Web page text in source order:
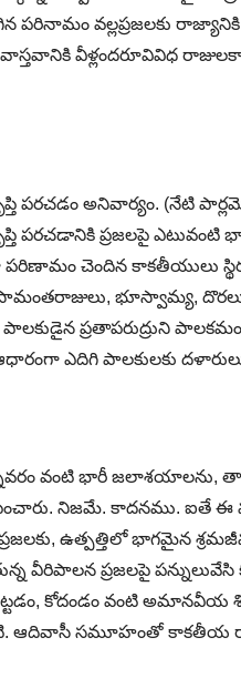
పరినామం వల్లప్రజలకు
వీళ్లందరూవివిధ
పరచడం అనివార్యం. (నేటి
పరచడానికి ప్రజలపై
చెందిన కాకతీయులు
భూస్వామ్య,
ప్రతాపరుద్రుని
ఎదిగి పాలకులకు
వంటి భారీ జలాశయాలను,
నిజమే. కాదనము. ఐతే ఈ
ఉత్పత్తిలో భాగమైన
వీరిపాలన ప్రజలపై పన్నులువేసి
కోదండం వంటి అమానవీయ
ఆదివాసీ సమూహంతో కాకతీయ